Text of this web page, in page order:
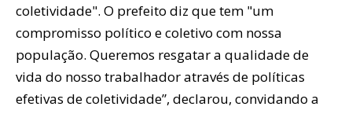
coletividade". O prefeito diz que tem "um
compromisso político e coletivo com nossa
população. Queremos resgatar a qualidade de
vida do nosso trabalhador através de políticas
efetivas de coletividade”, declarou, convidando a